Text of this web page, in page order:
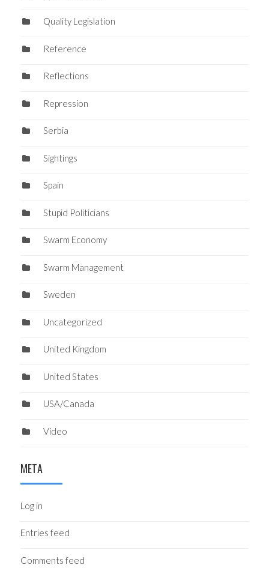
Quality Legislation
Reference
Reflections
Repression
Serbia
Sightings
Spain
Stupid Politicians
Swarm Economy
Swarm Management
Sweden
Uncategorized
United Kingdom
United States
USA/Canada
Video
META
Log in
Entries feed
Comments feed